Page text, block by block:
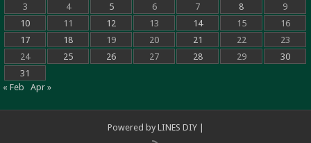
3
4 5 6 7 8
9
10
11 12 13 14 15
16
17
18 19 20 21 22
23
24
25 26 27 28 29
30
31
« Feb
Apr »
Powered by LINES DIY|